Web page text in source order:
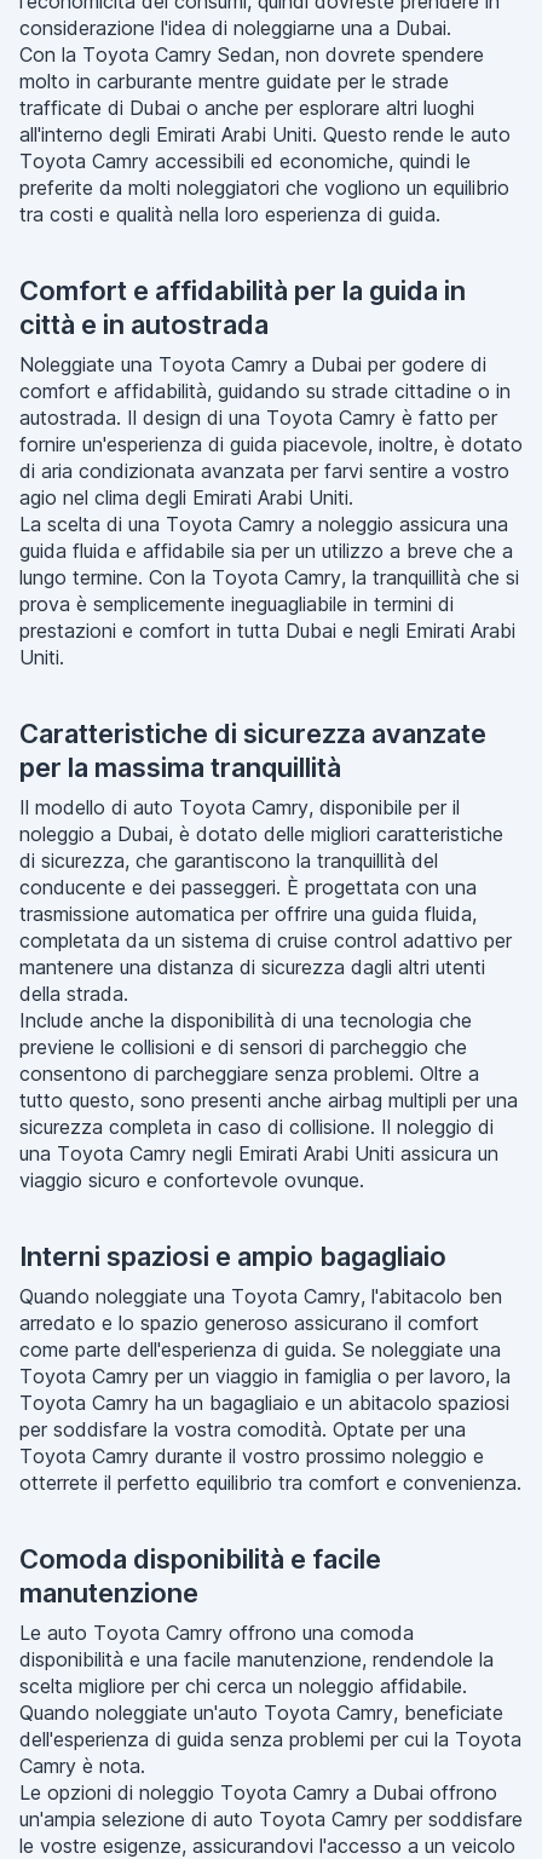
considerazione l'idea di noleggiarne una a Dubai.
Con la Toyota Camry Sedan, non dovrete spendere
molto in carburante mentre guidate per le strade
trafficate di Dubai o anche per esplorare altri luoghi
all'interno degli Emirati Arabi Uniti. Questo rende le auto
Toyota Camry accessibili ed economiche, quindi le
preferite da molti noleggiatori che vogliono un equilibrio
tra costi e qualità nella loro esperienza di guida.
Comfort e affidabilità per la guida in
città e in autostrada
Noleggiate una Toyota Camry a Dubai per godere di
comfort e affidabilità, guidando su strade cittadine o in
autostrada. Il design di una Toyota Camry è fatto per
fornire un'esperienza di guida piacevole, inoltre, è dotato
di aria condizionata avanzata per farvi sentire a vostro
agio nel clima degli Emirati Arabi Uniti.
La scelta di una Toyota Camry a noleggio assicura una
guida fluida e affidabile sia per un utilizzo a breve che a
lungo termine. Con la Toyota Camry, la tranquillità che si
prova è semplicemente ineguagliabile in termini di
prestazioni e comfort in tutta Dubai e negli Emirati Arabi
Uniti.
Caratteristiche di sicurezza avanzate
per la massima tranquillità
Il modello di auto Toyota Camry, disponibile per il
noleggio a Dubai, è dotato delle migliori caratteristiche
di sicurezza, che garantiscono la tranquillità del
conducente e dei passeggeri. È progettata con una
trasmissione automatica per offrire una guida fluida,
completata da un sistema di cruise control adattivo per
mantenere una distanza di sicurezza dagli altri utenti
della strada.
Include anche la disponibilità di una tecnologia che
previene le collisioni e di sensori di parcheggio che
consentono di parcheggiare senza problemi. Oltre a
tutto questo, sono presenti anche airbag multipli per una
sicurezza completa in caso di collisione. Il noleggio di
una Toyota Camry negli Emirati Arabi Uniti assicura un
viaggio sicuro e confortevole ovunque.
Interni spaziosi e ampio bagagliaio
Quando noleggiate una Toyota Camry, l'abitacolo ben
arredato e lo spazio generoso assicurano il comfort
come parte dell'esperienza di guida. Se noleggiate una
Toyota Camry per un viaggio in famiglia o per lavoro, la
Toyota Camry ha un bagagliaio e un abitacolo spaziosi
per soddisfare la vostra comodità. Optate per una
Toyota Camry durante il vostro prossimo noleggio e
otterrete il perfetto equilibrio tra comfort e convenienza.
Comoda disponibilità e facile
manutenzione
Le auto Toyota Camry offrono una comoda
disponibilità e una facile manutenzione, rendendole la
scelta migliore per chi cerca un noleggio affidabile.
Quando noleggiate un'auto Toyota Camry, beneficiate
dell'esperienza di guida senza problemi per cui la Toyota
Camry è nota.
Le opzioni di noleggio Toyota Camry a Dubai offrono
un'ampia selezione di auto Toyota Camry per soddisfare
le vostre esigenze, assicurandovi l'accesso a un veicolo